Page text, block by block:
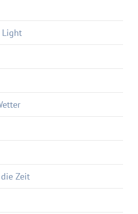
Light
Zeit